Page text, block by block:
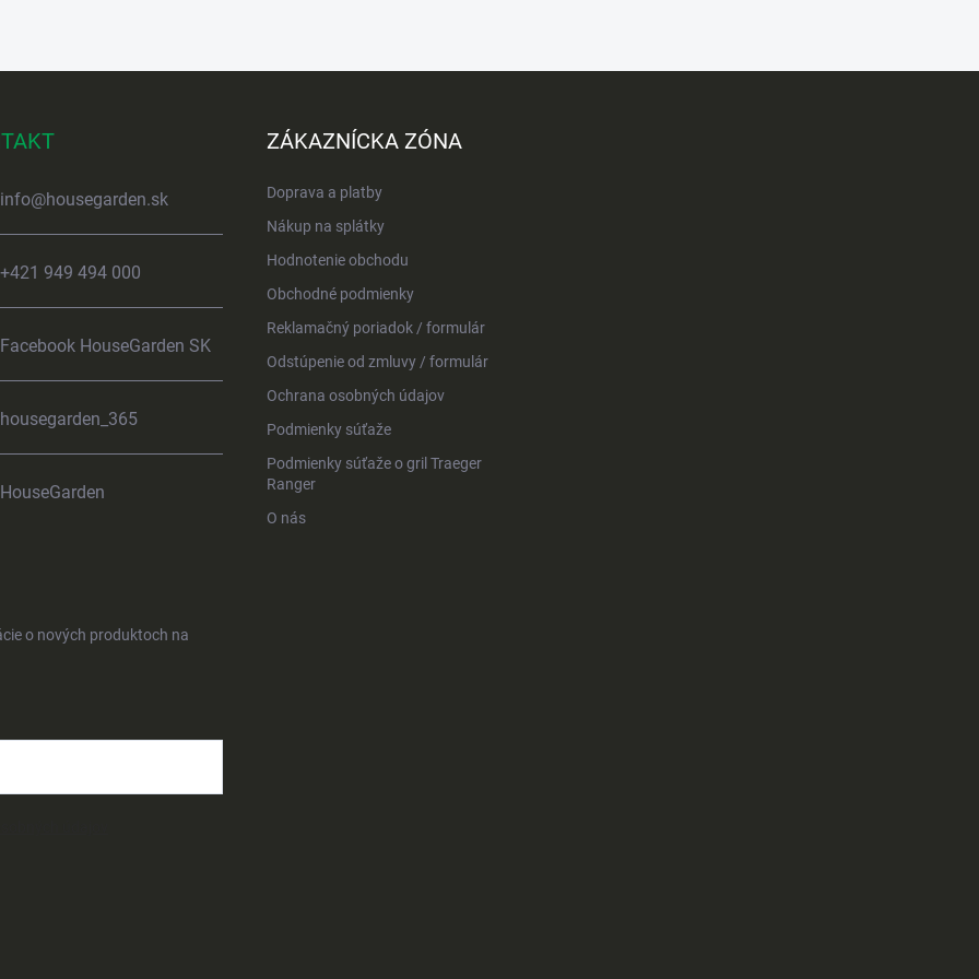
info@housegarden.sk
+421 949 494 000
Facebook HouseGarden SK
housegarden_365
HouseGarden
ZÁKAZNÍCKA ZÓNA
Doprava a platby
Nákup na splátky
Hodnotenie obchodu
Obchodné podmienky
Reklamačný poriadok / formulár
Odstúpenie od zmluvy / formulár
Ochrana osobných údajov
Podmienky súťaže
Podmienky súťaže o gril Traeger
Ranger
O nás
o nových produktoch na